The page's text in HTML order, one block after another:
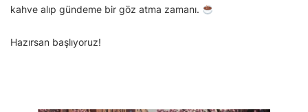
kahve alıp gündeme bir göz atma zamanı.
Hazırsan başlıyoruz!